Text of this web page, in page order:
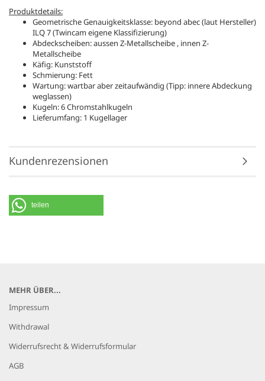
Produktdetails:
Geometrische Genauigkeitsklasse: beyond abec (laut Hersteller)
ILQ 7 (Twincam eigene Klassifizierung)
Abdeckscheiben: aussen Z-Metallscheibe , innen Z-
Metallscheibe
Käfig: Kunststoff
Schmierung: Fett
Wartung: wartbar aber zeitaufwändig (Tipp: innere Abdeckung
weglassen)
Kugeln: 6 Chromstahlkugeln
Lieferumfang: 1 Kugellager
Kundenrezensionen
teilen
MEHR ÜBER...
Impressum
Withdrawal
Widerrufsrecht & Widerrufsformular
AGB